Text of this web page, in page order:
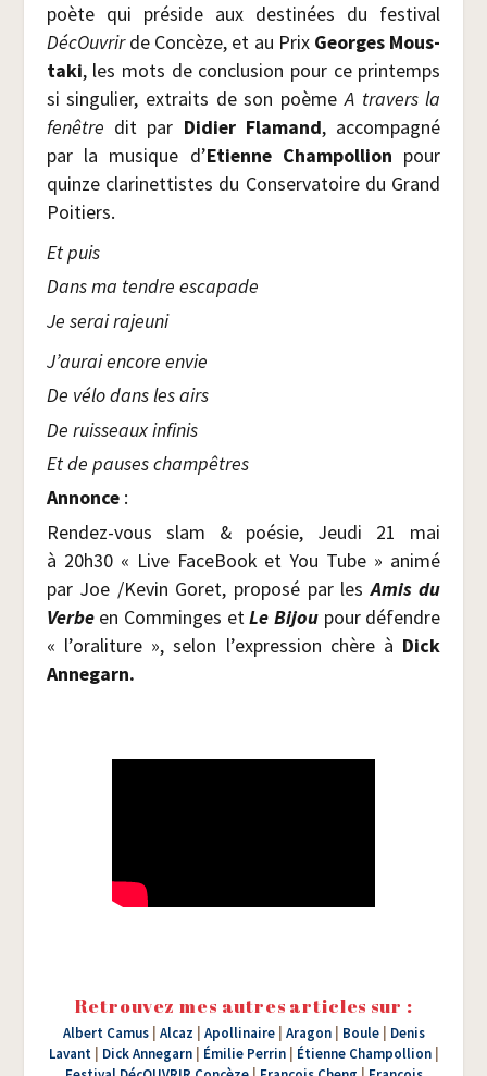
poète qui pré­side aux des­ti­nées du fes­ti­val
DécOu­vrirde Concèze, et au Prix Georges Mous­
ta­ki, les mots de conclu­sion pour ce prin­temps
si sin­gu­lier, extraits de son poèmeA tra­vers la
fenêtre dit par Didier Fla­mand, accom­pa­gné
par la musique d’Etienne Cham­pol­lion pour
quinze cla­ri­net­tistes du Conser­va­toire du Grand
Poitiers.
Et puis
Dans ma tendre escapade
Je serai rajeuni
J’aurai encore envie
De vélo dans les airs
De ruis­seaux infinis
Et de pauses champêtres
Annonce:
Ren­dez-vous slam & poé­sie, Jeu­di 21 mai
à 20h30 « Live Face­Book et You Tube » ani­mé
par Joe /​Kevin Goret, pro­po­sé par lesAmis du
Verbeen Com­minges etLe Bijou pour défendre
« l’oraliture », selon l’expression chère à Dick
Anne­garn.
Retrouvez mes autres articles sur :
Albert Camus| Alcaz Apollinaire| Aragon| Boule| Denis
Lavant| Dick Annegarn| Émilie Perrin| Étienne Champollion|